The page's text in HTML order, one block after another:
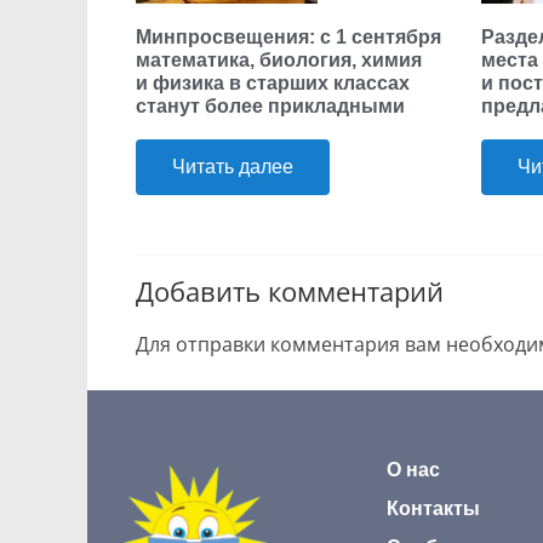
Минпросвещения: с 1 сентября
математика, биология, химия
и физика в старших классах
станут более прикладными
Читать далее
и
Добавить комментарий
Для отправки комментария вам
О нас
Контакты